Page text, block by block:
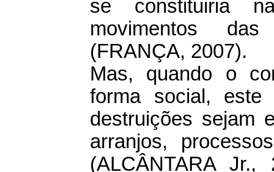
se constituiria
movimentos
(FRANÇA, 2007).
Mas, quando o
forma social, este
destruições sejam
arranjos,
(ALCÂNTARA